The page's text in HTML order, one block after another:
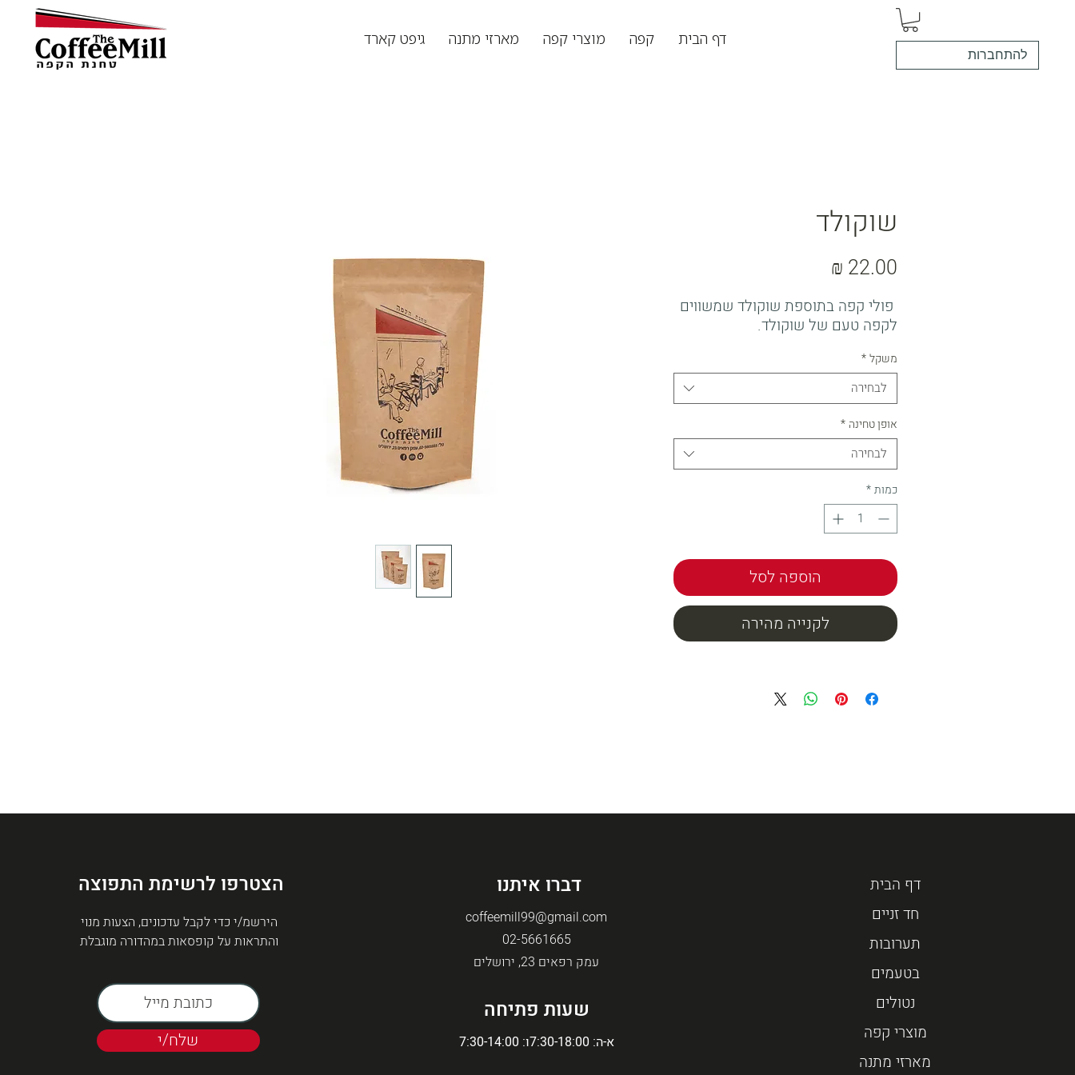
דף הבית קפה מוצרי קפה מארזי מתנה גיפט קארד
להתחברות
שוקולד
פולי קפה בתוספת שוקולד שמשווים
לקפה טעם של שוקולד.
משקל*
לבחירה
אופן טחינה *
לבחירה
כמות*
הוספה לסל
לקנייה מהירה
הצטרפו לרשימת התפוצה
הירשמ/י כדי לקבל עדכונים, הצעות מנוי
והתראות על קופסאות במהדורה מוגבלת
שלח/י
דברו איתנו
coffeemill99@gmail.com
02-5661665
עמק רפאים 23, ירושלים
שעות פתיחה
א-ה: 7:30-18:00 ו: 7:30-14:00
דף הבית
חד זניים
תערובות
בטעמים
נטולים
מוצרי קפה
מארזי מתנה